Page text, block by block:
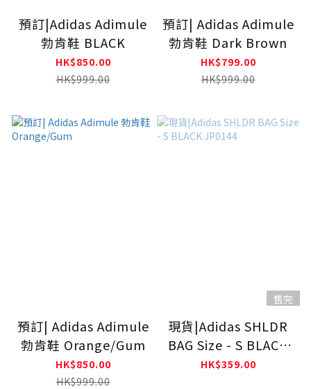
預訂|Adidas Adimule
勃肯鞋 BLACK
HK$850.00
HK$999.00
預訂| Adidas Adimule
勃肯鞋 Dark Brown
HK$799.00
HK$999.00
預訂| Adidas Adimule
勃肯鞋 Orange/Gum
HK$850.00
HK$999.00
售完
現貨|Adidas SHLDR
BAG Size - S BLACK
JP0144
HK$359.00